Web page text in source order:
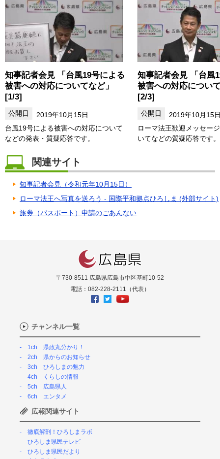
知事記者会見 「台風19号による
被害への対応についてなど」
[1/3]
2019年10月15日
台風19号による被害への対応について
などの発表・質疑応答です。
知事記者会見 「台風
被害への対応につい
[2/3]
2019年10月15
ローマ法王歓迎メッセー
いてなどの質疑応答です。
関連サイト
知事記者会見（令和元年10月15日）
ローマ法王へ写真を送ろう - 国際平和拠点ひろしま (外部サイト)
旅券（パスポート）申請のごあんない
〒730-8511 広島県広島市中区基町10-52
電話：082-228-2111（代表）
チャンネル一覧
1ch 県政丸分かり！
2ch 県からのお知らせ
3ch ひろしまの魅力
4ch くらしの情報
5ch 広島県人
6ch エンタメ
広報関連サイト
徹底解剖！ひろしまラボ
ひろしま県民テレビ
ひろしま県民だより